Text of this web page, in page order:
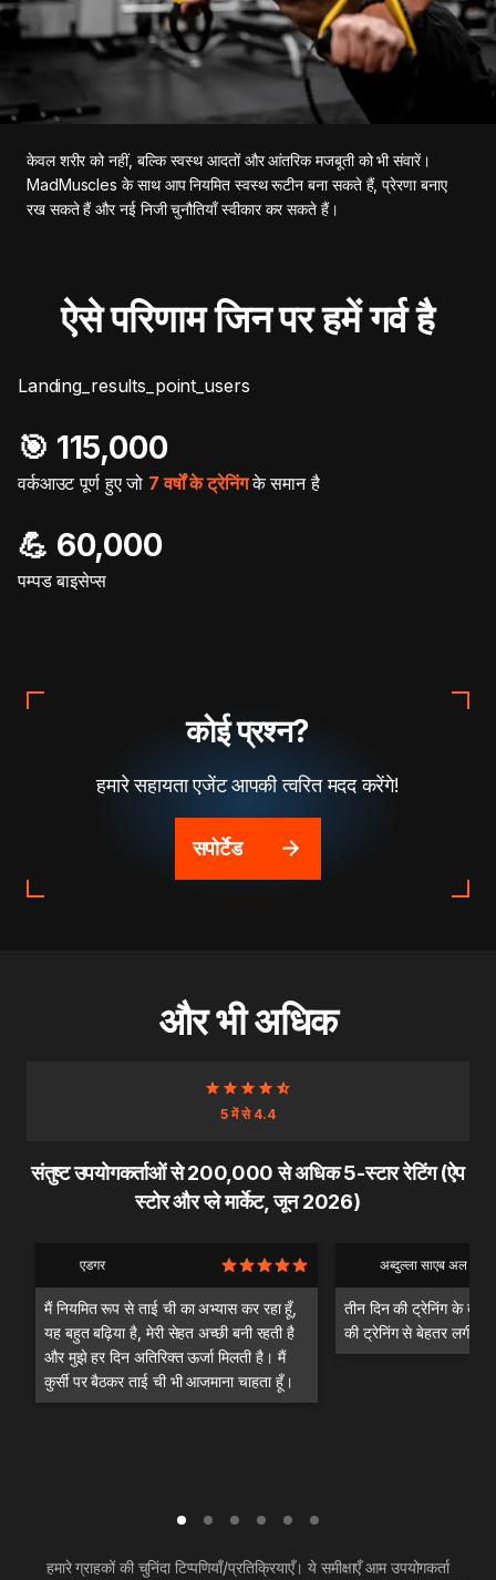
केवल शरीर को नहीं, बल्कि स्वस्थ आदतों और आंतरिक मजबूती को भी संवारें।
MadMuscles के साथ आप नियमित स्वस्थ रूटीन बना सकते हैं, प्रेरणा बनाए
रख सकते हैं और नई निजी चुनौतियाँ स्वीकार कर सकते हैं।
ऐसे परिणाम जिन पर हमें गर्व है
Landing_results_point_users
🎯️ 115,000
वर्कआउट पूर्ण हुए जो 7 वर्षों के ट्रेनिंगके समान है
💪 60,000
पम्पड बाइसेप्स
कोई प्रश्न?
हमारे सहायता एजेंट आपकी त्वरित मदद करेंगे!
सपोर्टेड
और भी अधिक
5 में से 4.4
संतुष्ट उपयोगकर्ताओं से 200,000 से अधिक 5-स्टार रेटिंग (ऐप
स्टोर और प्ले मार्केट, जून 2026)
एडगर
मैं नियमित रूप से ताई ची का अभ्यास कर रहा हूँ,
यह बहुत बढ़िया है, मेरी सेहत अच्छी बनी रहती है
और मुझे हर दिन अतिरिक्त ऊर्जा मिलती है। मैं
कुर्सी पर बैठकर ताई ची भी आजमाना चाहता हूँ।
अब्दुल्ला साएब अल दंदशी
तीन दिन की ट्रेनिंग के बाद
की ट्रेनिंग से बेहतर लगी।
हमारे ग्राहकों की चुनिंदा टिप्पणियाँ/प्रतिक्रियाएँ। ये समीक्षाएँ आम उपयोगकर्ता